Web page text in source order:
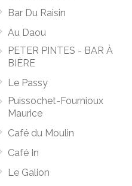
Bar Du Raisin
Au Daou
PETER PINTES - BAR À
BIÈRE
Le Passy
Puissochet-Fournioux
Maurice
Café du Moulin
Café In
Le Galion